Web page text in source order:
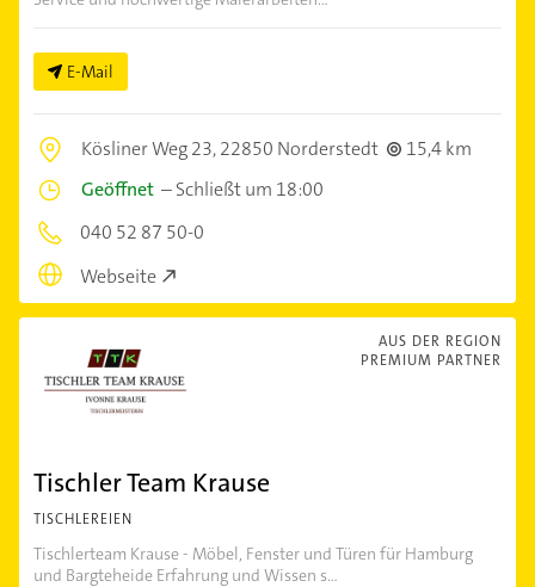
E-Mail
Kösliner Weg 23,22850 Norderstedt
15,4 km
Geöffnet –Schließt um 18:00
040 52 87 50-0
Webseite
AUS DER REGION
PREMIUM PARTNER
Tischler Team Krause
TISCHLEREIEN
Tischlerteam Krause - Möbel, Fenster und Türen für Hamburg
und Bargteheide Erfahrung und Wissen s...